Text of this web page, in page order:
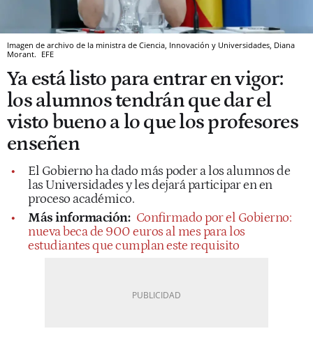
Imagen de archivo de la ministra de Ciencia, Innovación y Universidades, Diana
Morant. EFE
Ya está listo para entrar en vigor:
los alumnos tendrán que dar el
visto bueno a lo que los profesores
enseñen
El Gobierno ha dado más poder a los alumnos de
las Universidades y les dejará participar en en
proceso académico.
Más información: Confirmado por el Gobierno:
nueva beca de 900 euros al mes para los
estudiantes que cumplan este requisito